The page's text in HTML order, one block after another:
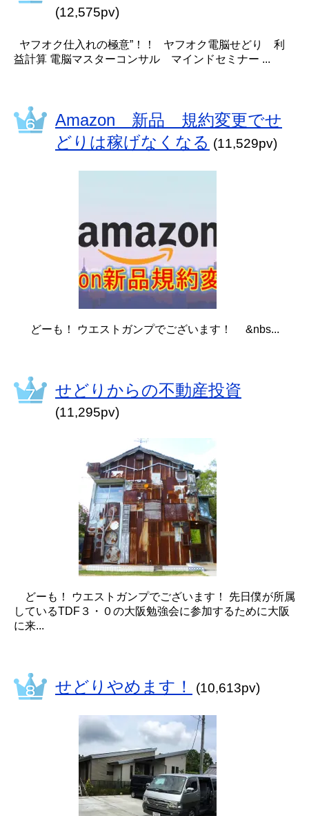
(12,575pv)
ヤフオク仕入れの極意”！！ ヤフオク電脳せどり 利
益計算 電脳マスターコンサル マインドセミナー ...
Amazon 新品 規約変更でせ
どりは稼げなくなる (11,529pv)
どーも！ ウエストガンプでございます！ &nbs...
せどりからの不動産投資
(11,295pv)
どーも！ ウエストガンプでございます！ 先日僕が所属
しているTDF３・０の大阪勉強会に参加するために大阪
に来...
せどりやめます！ (10,613pv)